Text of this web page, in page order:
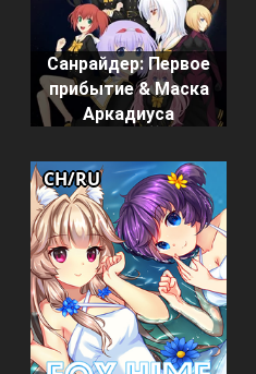
Санрайдер: Первое
прибытие & Маска
Аркадиуса
CH/RU